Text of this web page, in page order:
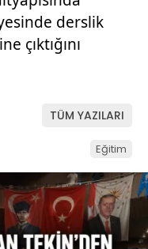
derslik
çıktığını
TÜM YAZILARI
Eğitim